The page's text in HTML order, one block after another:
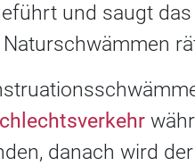
und saugt
Naturschwämmen
danach wird